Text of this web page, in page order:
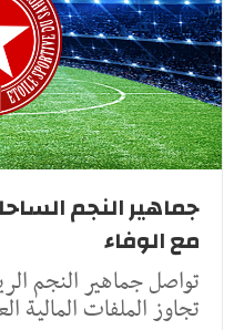
جماهير النجم
مع الوفاء
تواصل جماهير النجم
تجاوز الملفات المالية